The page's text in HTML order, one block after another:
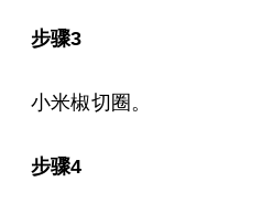
步骤3
小米椒切圈。
步骤4